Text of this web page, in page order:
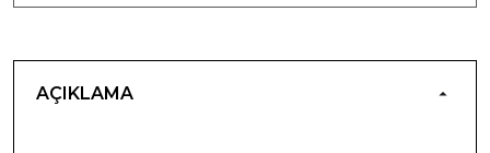
AÇIKLAMA